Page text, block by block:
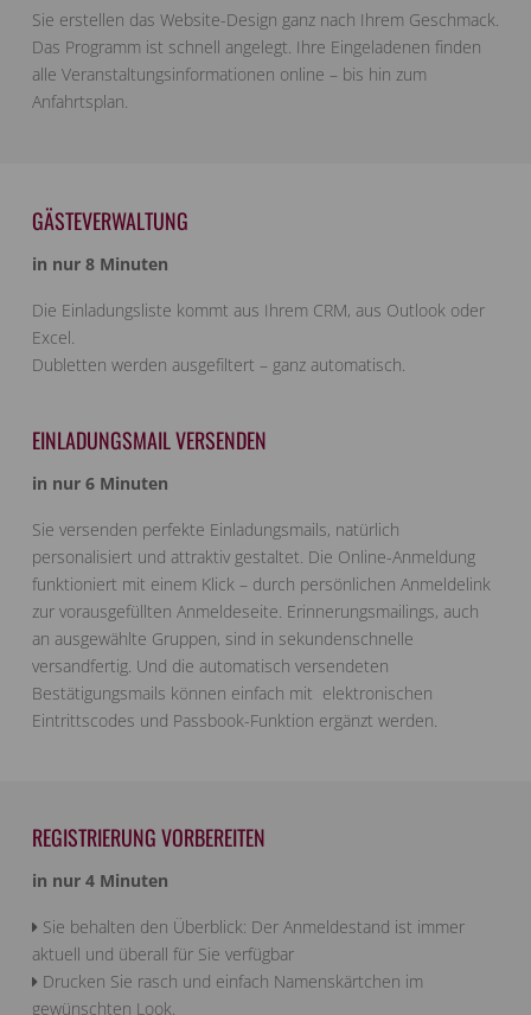
Sie erstellen das Website-Design ganz nach Ihrem Geschmack.
Das Programm ist schnell angelegt. Ihre Eingeladenen finden
alle Veranstaltungsinformationen online – bis hin zum
Anfahrtsplan.
GÄSTEVERWALTUNG
in nur 8 Minuten
Die Einladungsliste kommt aus Ihrem CRM, aus Outlook oder
Excel.
Dubletten werden ausgefiltert – ganz automatisch.
EINLADUNGSMAIL VERSENDEN
in nur 6 Minuten
Sie versenden perfekte Einladungsmails, natürlich
personalisiert und attraktiv gestaltet. Die Online-Anmeldung
funktioniert mit einem Klick – durch persönlichen Anmeldelink
zur vorausgefüllten Anmeldeseite. Erinnerungsmailings, auch
an ausgewählte Gruppen, sind in sekundenschnelle
versandfertig. Und die automatisch versendeten
Bestätigungsmails können einfach mit elektronischen
Eintrittscodes und Passbook-Funktion ergänzt werden.
REGISTRIERUNG VORBEREITEN
in nur 4 Minuten
Sie behalten den Überblick: Der Anmeldestand ist immer
aktuell und überall für Sie verfügbar
Drucken Sie rasch und einfach Namenskärtchen im
gewünschten Look.